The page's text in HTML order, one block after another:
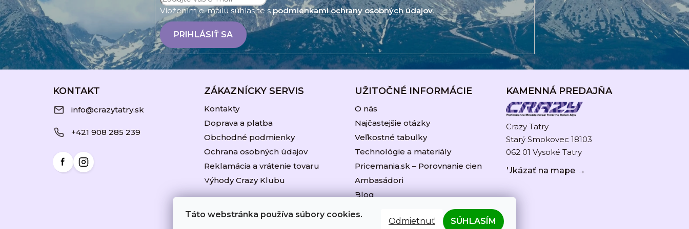
Táto webstránka používa súbory cookies.
Odmietnuť SÚHLASÍM
u
Vložením e-mailu súhlasíte spodmienkami ochrany osobných údajov.
PRIHLÁSIŤ SA
i
e
KONTAKT
info@crazytatry.sk
+421 908 285 239
ZÁKAZNÍCKY SERVIS
Kontakty
Doprava a platba
Obchodné podmienky
Ochrana osobných údajov
Reklamácia a vrátenie tovaru
Výhody Crazy Klubu
UŽITOČNÉ INFORMÁCIE
O nás
Najčastejšie otázky
Veľkostné tabuľky
Technológie a materiály
Pricemania.sk – Porovnanie cien
Ambasádori
Blog
KAMENNÁ PREDAJŇA
Crazy Tatry
Starý Smokovec 18103
062 01 Vysoké Tatry
Ukázať na mape →